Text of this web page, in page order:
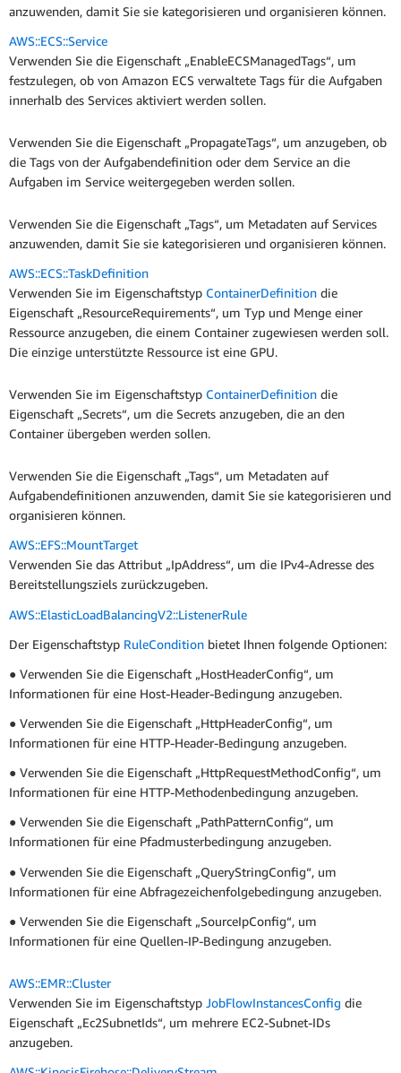
anzuwenden, damit Sie sie kategorisieren und organisieren können.
AWS::ECS::Service
Verwenden Sie die Eigenschaft „EnableECSManagedTags“, um
festzulegen, ob von Amazon ECS verwaltete Tags für die Aufgaben
innerhalb des Services aktiviert werden sollen.
Verwenden Sie die Eigenschaft „PropagateTags“, um anzugeben, ob
die Tags von der Aufgabendefinition oder dem Service an die
Aufgaben im Service weitergegeben werden sollen.
Verwenden Sie die Eigenschaft „Tags“, um Metadaten auf Services
anzuwenden, damit Sie sie kategorisieren und organisieren können.
AWS::ECS::TaskDefinition
Verwenden Sie im Eigenschaftstyp ContainerDefinition die
Eigenschaft „ResourceRequirements“, um Typ und Menge einer
Ressource anzugeben, die einem Container zugewiesen werden soll.
Die einzige unterstützte Ressource ist eine GPU.
Verwenden Sie im Eigenschaftstyp ContainerDefinition die
Eigenschaft „Secrets“, um die Secrets anzugeben, die an den
Container übergeben werden sollen.
Verwenden Sie die Eigenschaft „Tags“, um Metadaten auf
Aufgabendefinitionen anzuwenden, damit Sie sie kategorisieren und
organisieren können.
AWS::EFS::MountTarget
Verwenden Sie das Attribut „IpAddress“, um die IPv4-Adresse des
Bereitstellungsziels zurückzugeben.
AWS::ElasticLoadBalancingV2::ListenerRule
Der Eigenschaftstyp RuleCondition bietet Ihnen folgende Optionen:
● Verwenden Sie die Eigenschaft „HostHeaderConfig“, um
Informationen für eine Host-Header-Bedingung anzugeben.
● Verwenden Sie die Eigenschaft „HttpHeaderConfig“, um
Informationen für eine HTTP-Header-Bedingung anzugeben.
● Verwenden Sie die Eigenschaft „HttpRequestMethodConfig“, um
Informationen für eine HTTP-Methodenbedingung anzugeben.
● Verwenden Sie die Eigenschaft „PathPatternConfig“, um
Informationen für eine Pfadmusterbedingung anzugeben.
● Verwenden Sie die Eigenschaft „QueryStringConfig“, um
Informationen für eine Abfragezeichenfolgebedingung anzugeben.
● Verwenden Sie die Eigenschaft „SourceIpConfig“, um
Informationen für eine Quellen-IP-Bedingung anzugeben.
AWS::EMR::Cluster
Verwenden Sie im Eigenschaftstyp JobFlowInstancesConfig die
Eigenschaft „Ec2SubnetIds“, um mehrere EC2-Subnet-IDs
anzugeben.